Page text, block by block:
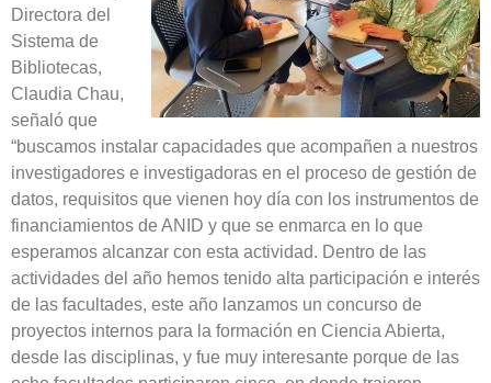
Directora del
Sistema de
Bibliotecas,
Claudia Chau,
señaló que
“buscamos instalar capacidades que acompañen a nuestros
investigadores e investigadoras en el proceso de gestión de
datos, requisitos que vienen hoy día con los instrumentos de
financiamientos de ANID y que se enmarca en lo que
esperamos alcanzar con esta actividad. Dentro de las
actividades del año hemos tenido alta participación e interés
de las facultades, este año lanzamos un concurso de
proyectos internos para la formación en Ciencia Abierta,
desde las disciplinas, y fue muy interesante porque de las